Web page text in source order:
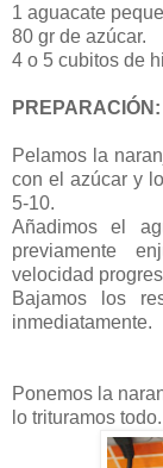
1 aguacate
80 gr de azúcar.
4 o 5 cubitos de
PREPARACIÓN:
Pelamos la
con el azúcar y
5-10.
Añadimos el
previamente
velocidad
Bajamos los
inmediatamente.
Ponemos la
lo trituramos